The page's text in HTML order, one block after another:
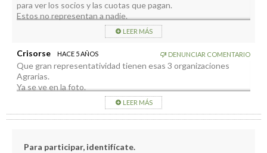
para ver los socios y las cuotas que pagan.
Estos no representan a nadie.
Viven de la.subvencion y son los Mariachis de la Consejeria.
LEER MÁS
Crisorse HACE 5 AÑOS DENUNCIAR COMENTARIO
Que gran representatividad tienen esas 3 organizaciones
Agrarias.
Ya se ve en la foto.
Ni una persona por organización y luego hablan de
LEER MÁS
Para participar, identifícate.